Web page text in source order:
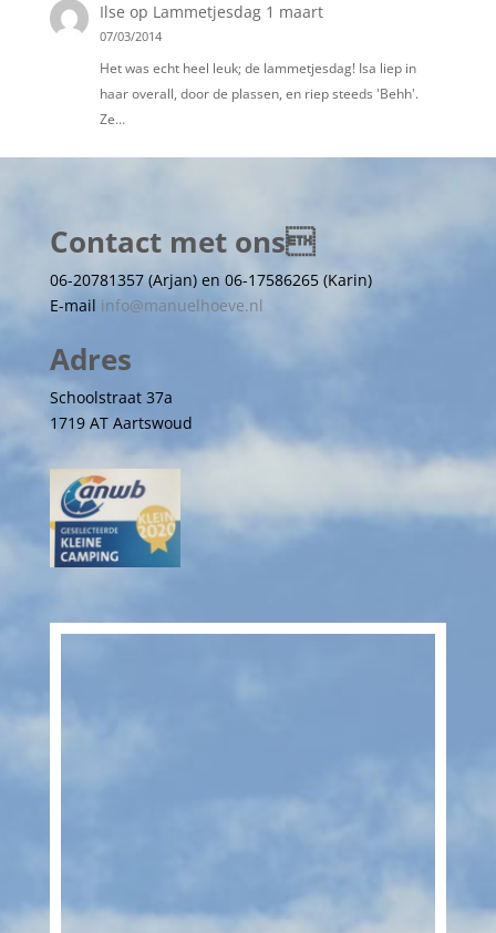
Ilse op Lammetjesdag 1 maart
07/03/2014
Het was echt heel leuk; de lammetjesdag! Isa liep in
haar overall, door de plassen, en riep steeds 'Behh'.
Ze…
Contact met ons
06-20781357 (Arjan) en 06-17586265 (Karin)
E-mail info@manuelhoeve.nl
Adres
Schoolstraat 37a
1719 AT Aartswoud